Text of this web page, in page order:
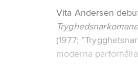
Vita Andersen
(1977;
moderna